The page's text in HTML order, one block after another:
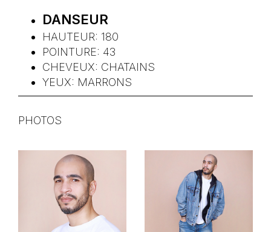
DANSEUR
HAUTEUR: 180
POINTURE: 43
CHEVEUX: CHATAINS
YEUX: MARRONS
PHOTOS